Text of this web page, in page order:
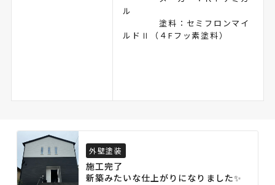
ル
塗料：セミフロンマイ
ルドⅡ（４Fフッ素塗料）
外壁塗装
施工完了
新築みたいな仕上がりになりました✨